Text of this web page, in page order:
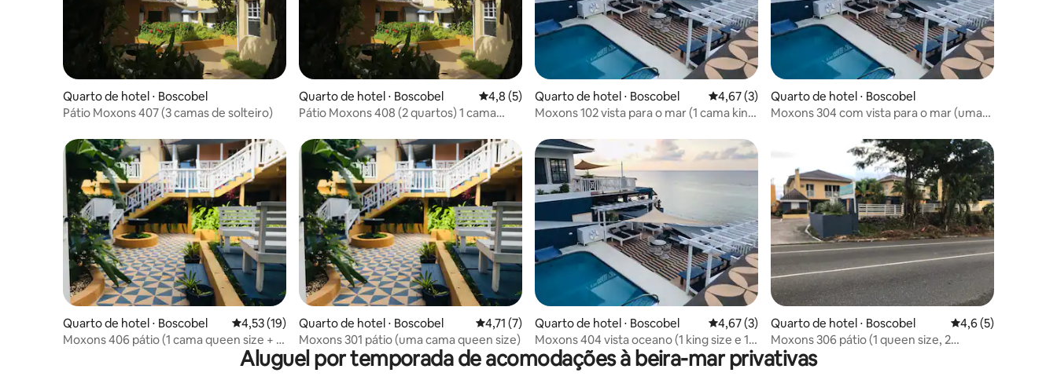
Quarto de hotel ⋅ Boscobel
Pátio Moxons 407 (3 camas de solteiro)
Quarto de hotel ⋅ Boscobel 4,8 de uma avaliação média de 5, 5 avaliações
4,8 (5)
Pátio Moxons 408 (2 quartos) 1 cama
Quarto de hotel ⋅ Boscobel 4,67 de uma avaliação média de 5, 3 avaliações
4,67 (3)
Moxons 102 vista para o mar (1 cama king
Quarto de hotel ⋅ Boscobel
Moxons 304 com vista para o mar (uma
Quarto de hotel ⋅ Boscobel 4,53 de uma avaliação média de 5, 19 avaliações
4,53 (19)
Moxons 406 pátio (1 cama queen size + 1
Quarto de hotel ⋅ Boscobel 4,71 de uma avaliação média de 5, 7 avaliações
4,71 (7)
Moxons 301 pátio (uma cama queen size)
Quarto de hotel ⋅ Boscobel 4,67 de uma avaliação média de 5, 3 avaliações
4,67 (3)
Moxons 404 vista oceano (1 king size e 1
sofá-cama)
Quarto de hotel ⋅ Boscobel 4,6 de uma
4,6 (5)
Moxons 306 pátio (1 queen size, 2
solteiros)
Aluguel por temporada de acomodações à beira-mar privativas